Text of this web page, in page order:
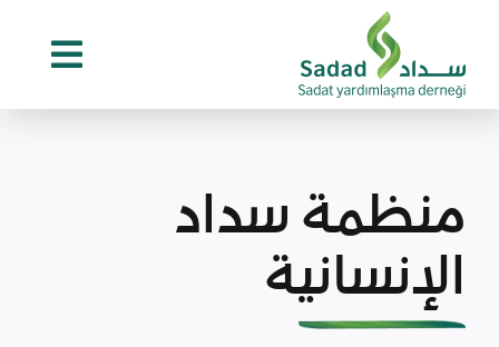
content
منظمة سداد
الإنسانية